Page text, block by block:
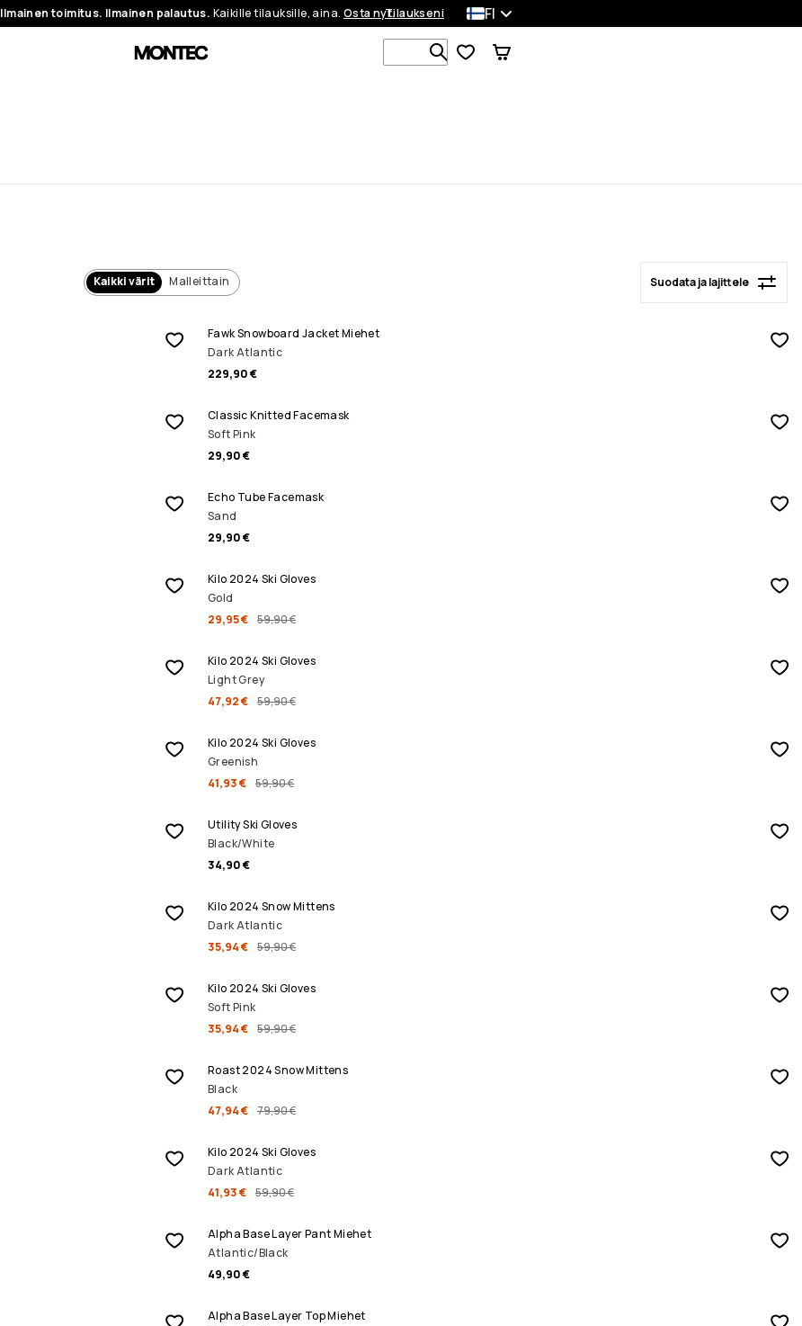
Ilmainen toimitus. Ilmainen palautus. Kaikille tilauksille, aina. Osta nyt.Tilaukseni FI
Etsi 1 000+ tuotetta
Kaikki värit Malleittain Suodata ja lajittele
Fawk Snowboard Jacket Miehet
Dark Atlantic
229,90 €
Classic Knitted Facemask
Soft Pink
29,90 €
Echo Tube Facemask
Sand
29,90 €
ALENNUSMYYNTI
Kilo 2024 Ski Gloves
Gold
29,95 € 59,90 €
ALENNUSMYYNTI
Kilo 2024 Ski Gloves
Light Grey
47,92 € 59,90 €
ALENNUSMYYNTI
Kilo 2024 Ski Gloves
Greenish
41,93 € 59,90 €
Utility Ski Gloves
Black/White
34,90 €
ALENNUSMYYNTI
Kilo 2024 Snow Mittens
Dark Atlantic
35,94 € 59,90 €
ALENNUSMYYNTI
Kilo 2024 Ski Gloves
Soft Pink
35,94 € 59,90 €
ALENNUSMYYNTI
Roast 2024 Snow Mittens
Black
47,94 € 79,90 €
ALENNUSMYYNTI
Kilo 2024 Ski Gloves
Dark Atlantic
41,93 € 59,90 €
Alpha Base Layer Pant Miehet
Atlantic/Black
49,90 €
Alpha Base Layer Top Miehet